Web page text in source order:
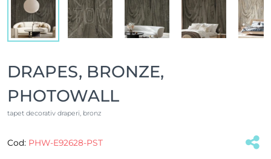
DRAPES, BRONZE,
PHOTOWALL
tapet decorativ draperi, bronz
Cod: PHW-E92628-PST